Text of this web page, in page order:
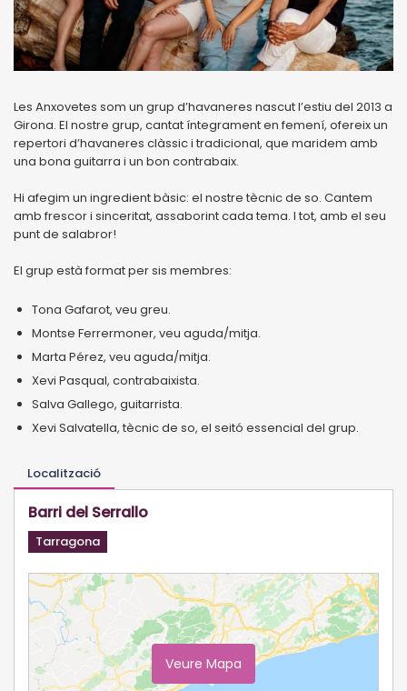
Les Anxovetes som un grup d’havaneres nascut l’estiu del 2013 a
Girona. El nostre grup, cantat íntegrament en femení, ofereix un
repertori d’havaneres clàssic i tradicional, que maridem amb
una bona guitarra i un bon contrabaix.
Hi afegim un ingredient bàsic: el nostre tècnic de so. Cantem
amb frescor i sinceritat, assaborint cada tema. I tot, amb el seu
punt de salabror!
El grup està format per sis membres:
Tona Gafarot, veu greu.
Montse Ferrermoner, veu aguda/mitja.
Marta Pérez, veu aguda/mitja.
Xevi Pasqual, contrabaixista.
Salva Gallego, guitarrista.
Xevi Salvatella, tècnic de so, el seitó essencial del grup.
Localització
Barri del Serrallo
Tarragona
Veure Mapa